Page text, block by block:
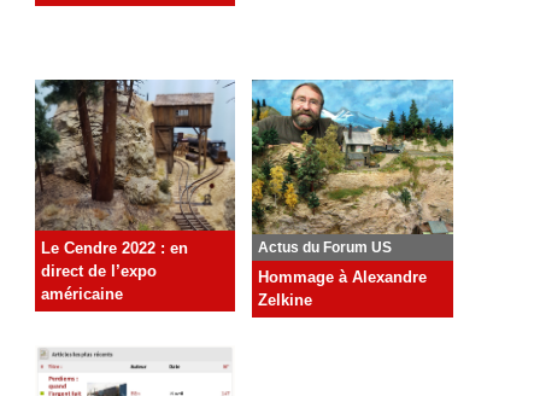
Le Cendre 2022 : en
direct de l’expo
américaine
Actus du Forum US
Hommage à Alexandre
Zelkine